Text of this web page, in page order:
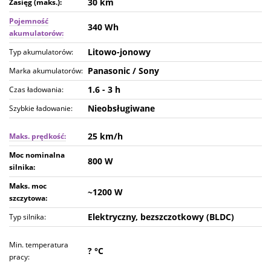
Zasięg (maks.): 30 km
Pojemność
akumulatorów:
340 Wh
Typ akumulatorów: Litowo-jonowy
Marka akumulatorów: Panasonic / Sony
Czas ładowania: 1.6 - 3 h
Szybkie ładowanie: Nieobsługiwane
Maks. prędkość: 25 km/h
Moc nominalna
silnika:
800 W
Maks. moc
szczytowa:
~1200 W
Typ silnika: Elektryczny, bezszczotkowy (BLDC)
Min. temperatura
pracy:
? °C